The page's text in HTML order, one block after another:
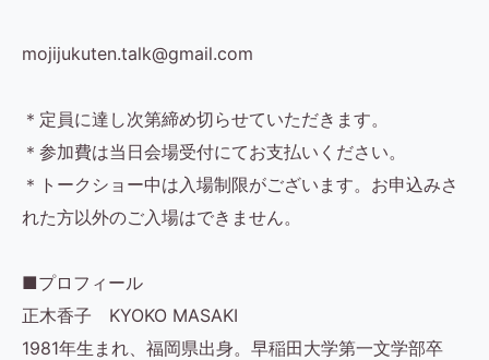
mojijukuten.talk@gmail.com
＊定員に達し次第締め切らせていただきます。
＊参加費は当日会場受付にてお支払いください。
＊トークショー中は入場制限がございます。お申込みさ
れた方以外のご入場はできません。
■プロフィール
正木香子 KYOKO MASAKI
1981年生まれ、福岡県出身。早稲田大学第一文学部卒